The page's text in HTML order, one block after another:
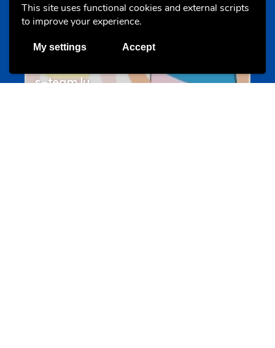
This site uses functional cookies and external scripts
to improve your experience.
My settings Accept
s-team.lu